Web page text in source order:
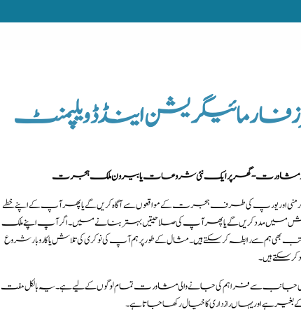
فار مائیگریشن اینڈ ڈویلپمنٹ
مشاورت - گھر پر ایک نئی شروعات یا بیرون ملک ہجرت
اور یورپ کی طرف ہجرت کے مواقعوں سے آگاہ کریں گے یا پھر آپ کے اپنے خطے
میں مدد کریں گے یا پھر آپ کی صلاحیتیں بہتر بنانے میں۔ اگر آپ اپنے ملک
بھی ہم سے رابطہ کرسکتے ہیں۔ مثال کے طور پر ہم آپ کی نوکری کی تلاش یا کاروبار شروع
ہیں۔
جانب سے فراہم کی جانے والی مشاورت تمام لوگوں کے لیے ہے۔ یہ بالکل مفت
بغیر ہے اور یہاں رازداری کا خیال رکھا جاتا ہے۔